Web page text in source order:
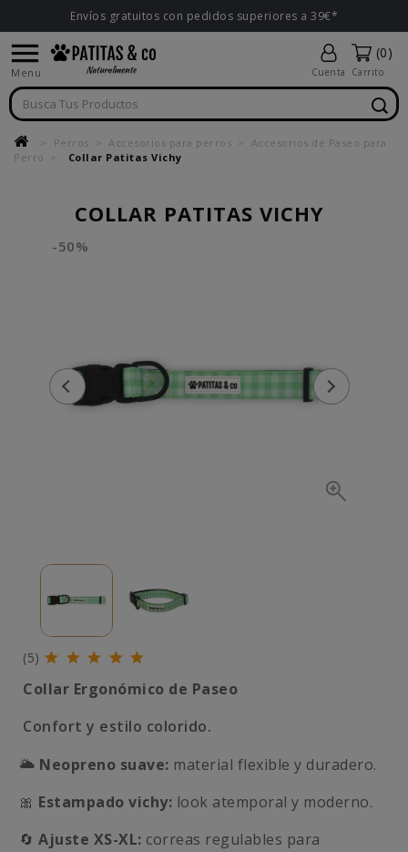
Envíos gratuitos con pedidos superiores a 39€*

Menu Cuenta
(0)
Carrito
Perros Accesorios para perros
Accesorios de Paseo para
Perro
Collar Patitas Vichy
COLLAR PATITAS VICHY
-50%
(5)
Collar Ergonómico de Paseo
Confort y estilo colorido.
🌥️ Neopreno suave: material flexible y duradero.
🎀 Estampado vichy: look atemporal y moderno.
🔄 Ajuste XS-XL: correas regulables para